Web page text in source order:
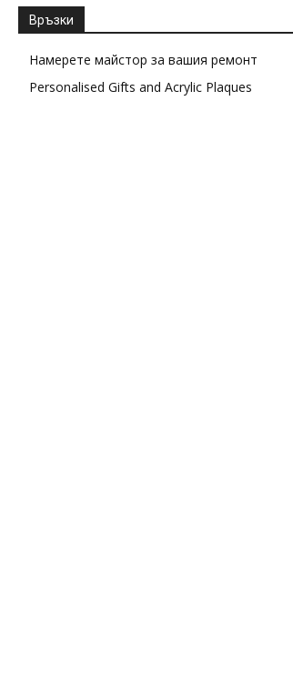
Връзки
Намерете майстор за вашия ремонт
Personalised Gifts and Acrylic Plaques